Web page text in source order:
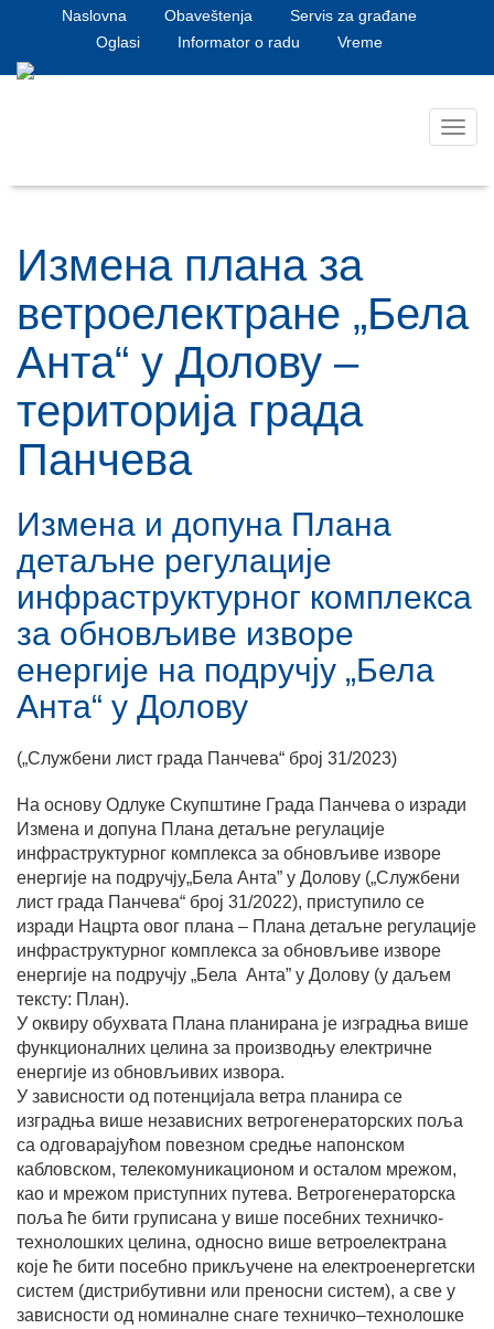
Naslovna Obaveštenja
Servis za građane
Oglasi
Informator o radu Vreme
Измена плана за
ветроелектране „Бела
Анта“ у Долову –
територија града
Панчева
Измена и допуна Плана
детаљне регулације
инфраструктурног комплекса
за обновљиве изворе
енергије на подручју „Бела
Анта“ у Долову
(„Службени лист града Панчева“ број 31/2023)
На основу Одлуке Скупштине Града Панчева о изради
Измена и допуна Плана детаљне регулације
инфраструктурног комплекса за обновљиве изворе
енергије на подручју„Бела Анта” у Долову („Службени
лист града Панчева“ број 31/2022), приступило се
изради Нацрта овог плана – Плана детаљне регулације
инфраструктурног комплекса за обновљиве изворе
енергије на подручју „Бела Анта” у Долову (у даљем
тексту: План).
У оквиру обухвата Плана планирана је изградња више
функционалних целина за производњу електричне
енергије из обновљивих извора.
У зависности од потенцијала ветра планира се
изградња више независних ветрогенераторских поља
са одговарајућом повезном средње напонском
кабловском, телекомуникационом и осталом мрежом,
као и мрежом приступних путева. Ветрогенераторска
поља ће бити груписана у више посебних техничко-
технолошких целина, односно више ветроелектрана
које ће бити посебно прикључене на електроенергетски
систем (дистрибутивни или преносни систем), а све у
зависности од номиналне снаге техничко–технолошке